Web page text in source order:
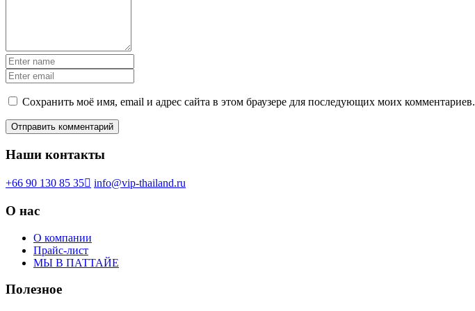
Сохранить моё имя, email и адрес сайта в этом браузере для последующих моих комментариев.
Наши контакты
+66 90 130 85 35 info@vip-thailand.ru
О нас
О компании
Прайс-лист
МЫ В ПАТТАЙЕ
Полезное